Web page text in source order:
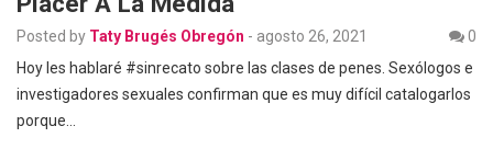
Posted by Taty Brugés Obregón - agosto 26, 2021
0
Hoy les hablaré #sinrecato sobre las clases de penes. Sexólogos e
investigadores sexuales confirman que es muy difícil catalogarlos
porque…